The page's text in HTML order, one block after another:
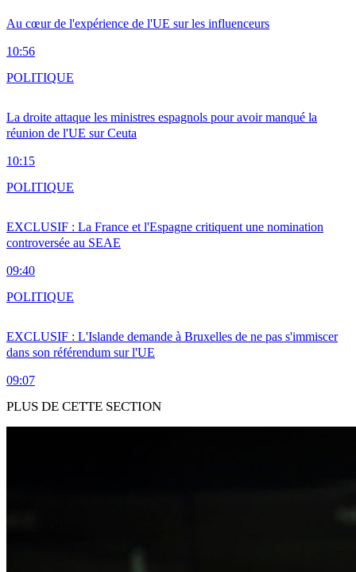
Au cœur de l'expérience de l'UE sur les influenceurs
10:56
La droite attaque les ministres espagnols pour avoir manqué la
réunion de l'UE sur Ceuta
10:15
POLITIQUE
EXCLUSIF : La France et l'Espagne critiquent une nomination
controversée au SEAE
09:40
POLITIQUE
EXCLUSIF : L'Islande demande à Bruxelles de ne pas s'immiscer
dans son référendum sur l'UE
09:07
POLITIQUE
PLUS DE CETTE SECTION